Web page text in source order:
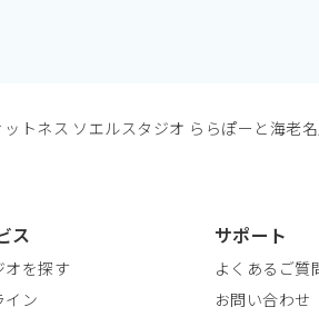
トネス ソエルスタジオ ららぽーと海老
ス
オを探す
イン
サポート
よくあるご質
お問い合わせ